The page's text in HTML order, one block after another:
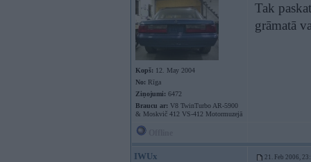
Kopš: 12. May 2004
No: Rīga
Ziņojumi: 6472
Braucu ar: V8 TwinTurbo AR-5900
& Moskvič 412 VS-412 Motormuzejā
Tak
grāmatā
IWUx 21. Feb 2006,